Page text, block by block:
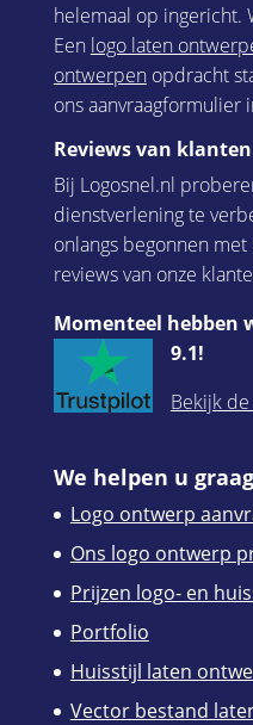
helemaal op ingericht.
Een logo laten
ontwerpenopdracht
ons aanvraagformulier
Reviews van klanten
Bij Logosnel.nl
dienstverlening te
onlangs begonnen
reviews van onze
Momenteel hebben
9.1!
Bekijk
We helpen u graag
Logo ontwerp
Ons logo ontwerp
Prijzen logo- en
Portfolio
Huisstijl laten
Vector bestand